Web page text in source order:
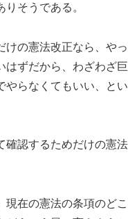
そうである。
けの憲法改正なら、やっ
はずだから、わざわざ巨
やらなくてもいい、とい
確認するためだけの憲法
在の憲法の条項のどこ